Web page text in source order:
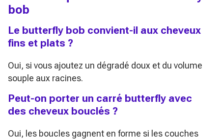
bob
Le butterfly bob convient-il aux cheveux
fins et plats ?
Oui, si vous ajoutez un dégradé doux et du volume
souple aux racines.
Peut-on porter un carré butterfly avec
des cheveux bouclés ?
Oui, les boucles gagnent en forme si les couches